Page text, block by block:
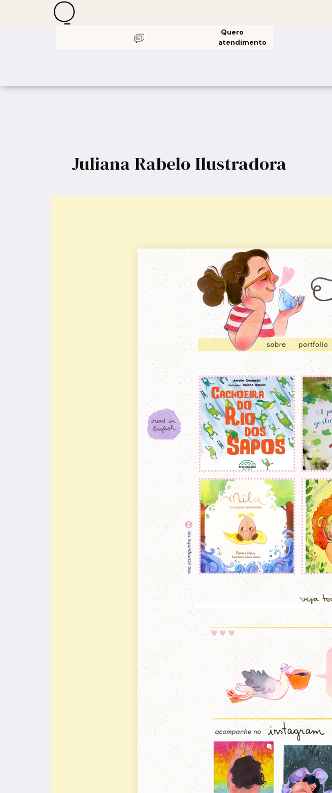
Quero
atendimento
Juliana Rabelo Ilustradora